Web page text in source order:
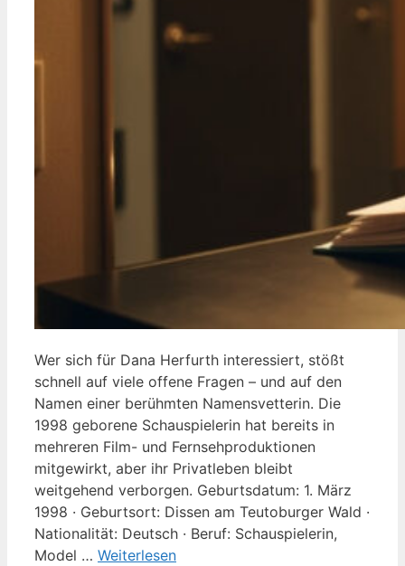
Wer sich für Dana Herfurth interessiert, stößt
schnell auf viele offene Fragen – und auf den
Namen einer berühmten Namensvetterin. Die
1998 geborene Schauspielerin hat bereits in
mehreren Film- und Fernsehproduktionen
mitgewirkt, aber ihr Privatleben bleibt
weitgehend verborgen. Geburtsdatum: 1. März
1998 · Geburtsort: Dissen am Teutoburger Wald ·
Nationalität: Deutsch · Beruf: Schauspielerin,
Model … Weiterlesen